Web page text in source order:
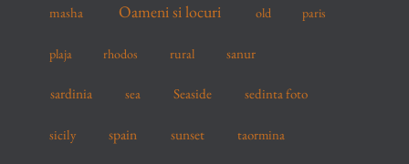
masha Oameni si locuri old paris
plaja rhodos rural sanur
sardinia sea Seaside sedinta foto
sicily spain sunset taormina